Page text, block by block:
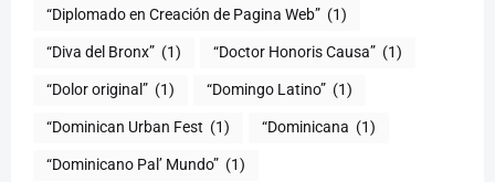
“Diplomado en Creación de Pagina Web” (1)
“Diva del Bronx” (1) “Doctor Honoris Causa” (1)
“Dolor original” (1) “Domingo Latino” (1)
“Dominican Urban Fest (1) “Dominicana (1)
“Dominicano Pal’ Mundo” (1)